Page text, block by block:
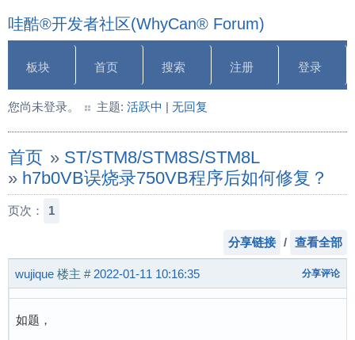
哇酷®开发者社区(WhyCan® Forum)
板块 首页 搜索 注册 登录
您尚未登录。 主题: 活跃中 | 无回复
首页 » ST/STM8/STM8S/STM8L
» h7b0VB误烧录750VB程序后如何修复？
页次： 1
分享链接 / 查看全部
wujique 楼主 # 2022-01-11 10:16:35 分享评论
如题，